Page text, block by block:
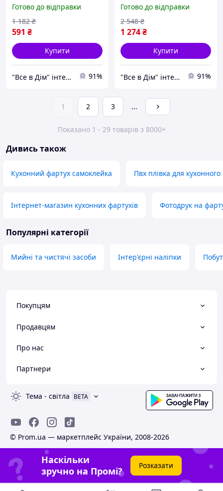
настільна плита для дому
EU-65
Готово до відправки
591 ₴
1 182 ₴
Купити
"Все в Дім" інтернет-магазин 91%
Індукційні плити окремо
стоячі PE-40
Готово до відправки
1 274₴
2 548 ₴
Купити
"Все в Дім" інтернет-магазин 91%
1 2 3 ...
Показано 1 - 29 товарів з 8000+
Дивись також
Кухонний фартух самоклейка Пвх плівка для
Інтернет-магазин кухонних фартухів Фотодрук на
Популярні категорії
Мийні та чистячі засоби Інтер'єрні наліпки
Покупцям
Продавцям
Про нас
Партнери
Тема - світла BETA
© Prom.ua — маркетплейс України, 2008-2026
Наскільки
зручно на Промі?
Розказати